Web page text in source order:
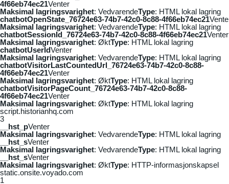
4f66eb74ec21Venter
Maksimal lagringsvarighet: VedvarendeType: HTML lokal lagring
chatbotOpenState_76724e63-74b7-42c0-8c88-4f66eb74ec21
Maksimal lagringsvarighet: VedvarendeType: HTML lokal lagring
chatbotSessionId_76724e63-74b7-42c0-8c88-4f66eb74ec21Venter
Maksimal lagringsvarighet: ØktType: HTML lokal lagring
chatbotUserIdVenter
Maksimal lagringsvarighet: VedvarendeType: HTML lokal lagring
chatbotVisitorLastCountedUrl_76724e63-74b7-42c0-8c88-
4f66eb74ec21Venter
Maksimal lagringsvarighet: ØktType: HTML lokal lagring
chatbotVisitorPageCount_76724e63-74b7-42c0-8c88-
4f66eb74ec21Venter
Maksimal lagringsvarighet: ØktType: HTML lokal lagring
script.historianhq.com
3
__hst_pVenter
Maksimal lagringsvarighet: VedvarendeType: HTML lokal lagring
__hst_sVenter
Maksimal lagringsvarighet: VedvarendeType: HTML lokal lagring
__hst_sVenter
Maksimal lagringsvarighet: ØktType: HTTP-informasjonskapsel
static.onsite.voyado.com
1